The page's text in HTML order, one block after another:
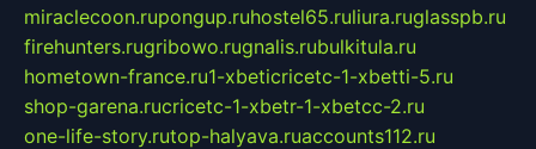
miraclecoon.rupongup.ruhostel65.ruliura.ruglasspb.ru
firehunters.rugribowo.rugnalis.rubulkitula.ru
hometown-france.ru1-xbeticricetc-1-xbetti-5.ru
shop-garena.rucricetc-1-xbetr-1-xbetcc-2.ru
one-life-story.rutop-halyava.ruaccounts112.ru